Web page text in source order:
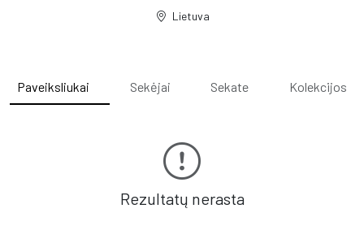
Lietuva
Paveiksliukai Sekėjai Sekate Kolekcijos
Rezultatų nerasta